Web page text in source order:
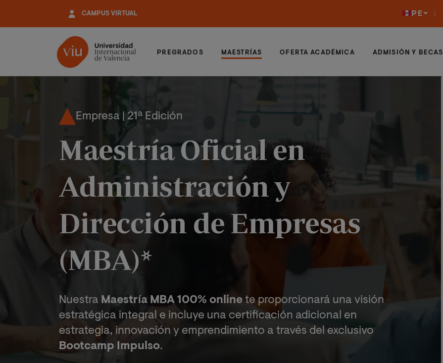
contenido
CAMPUS VIRTUAL PE
PREGRADOS MAESTRÍAS OFERTA ACADÉMICA ADMISIÓN Y BECAS
Empresa | 21ª Edición
Maestría Oficial en
Administración y
Dirección de Empresas
(MBA)*
Nuestra Maestría MBA 100% online te proporcionará una visión
estratégica integral e incluye una certificación adicional en
estrategia, innovación y emprendimiento a través del exclusivo
Bootcamp Impulso.